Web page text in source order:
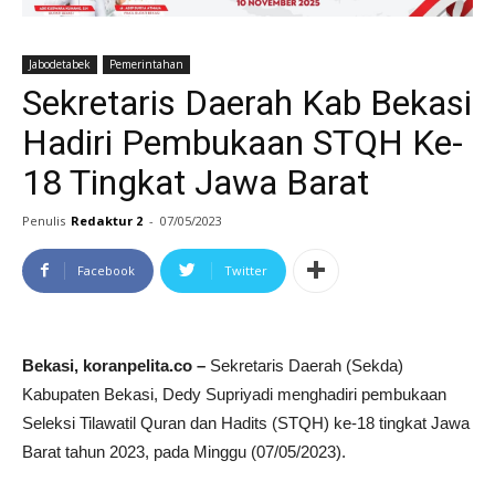
Jabodetabek Pemerintahan
Sekretaris Daerah Kab Bekasi
Hadiri Pembukaan STQH Ke-
18 Tingkat Jawa Barat
Penulis Redaktur 2 - 07/05/2023
Facebook Twitter
Bekasi, koranpelita.co – Sekretaris Daerah (Sekda)
Kabupaten Bekasi, Dedy Supriyadi menghadiri pembukaan
Seleksi Tilawatil Quran dan Hadits (STQH) ke-18 tingkat Jawa
Barat tahun 2023, pada Minggu (07/05/2023).